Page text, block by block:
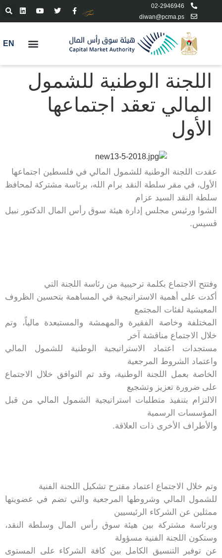
02-2946946
diwan@pcma.ps
EN
اللجنة الوطنية للشمول
المالي تعقد اجتماعها
الأول
عقدت اللجنة الوطنية للشمول المالي في فلسطين اجتماعها
الأول، في مقر سلطة النقد برام الله، برئاسة مشتركة لمحافظ
سلطة النقد السيد عزام
الشوا ورئيس مجلس إدارة هيئة سوق رأس المال الدكتور نبيل
قسيس.
وفتتح الاجتماع بكلمة ترحيبية من رئاسة اللجنة التي
أكدت على أهمية الاستراتيجية في المساهمة بتحسين الظروف
المعيشية لفئات المجتمع
المختلفة وخاصة الفقيرة والمهمشة والمستبعدة مالياً، وتم
خلال الاجتماع مناقشة آخر
مستجدات اعتماد الاستراتيجية الوطنية للشمول المالي
واعتماد الشروط المرجعية
الخاصة بعمل اللجنة الوطنية، وقد تم التوافق خلال الاجتماع
على ضرورة تعزيز وتشجيع
الالتزام بتنفيذ متطلبات استراتيجية الشمول المالي من قبل
المؤسسات الرسمية
والأطراف الأخرى ذات العلاقة.
وتم خلال الاجتماع اعتماد مقترح تشكيل اللجنة الفنية
للشمول المالي وشروطها المرجعية والتي تضم في عضويتها
ممثلين عن الشركاء الرئيسيين
وبرئاسة مشتركة بين هيئة سوق رأس المال وسلطة النقد،
وستكون اللجنة الفنية مسؤولة
عن توفير التنسيق الكامل بين كافة الشركاء على المستوى